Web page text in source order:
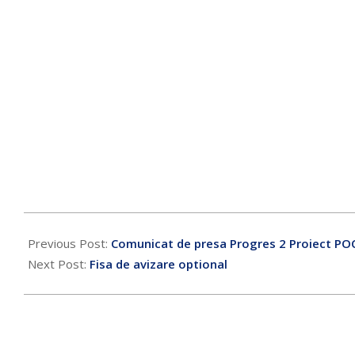
Previous Post: Comunicat de presa Progres 2 Proiect
Next Post: Fisa de avizare optional